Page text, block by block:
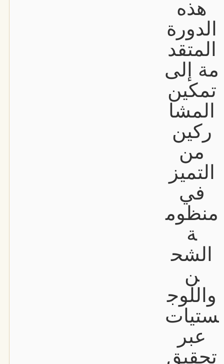
هذه
الدورة
المتقد
مة إلى
تمكين
المشا
ركين
من
التميز
في
منظوم
ة
الشح
ن
واللوج
ستيات
عبر
تحقيق